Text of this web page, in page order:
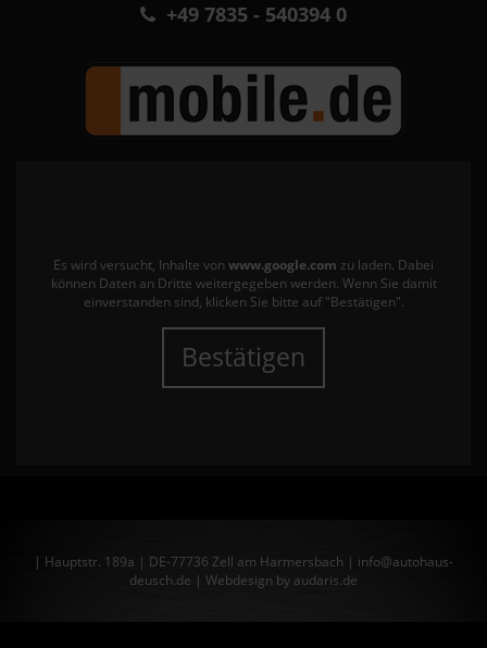
+49 7835 - 540394 0
Es wird versucht, Inhalte von www.google.com zu laden. Dabei
können Daten an Dritte weitergegeben werden. Wenn Sie damit
einverstanden sind, klicken Sie bitte auf "Bestätigen".
Bestätigen
| Hauptstr. 189a | DE-77736 Zell am Harmersbach | info@autohaus-
deusch.de | Webdesign by audaris.de